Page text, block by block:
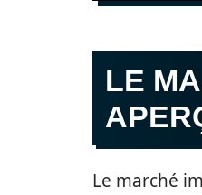
LE
Le marché